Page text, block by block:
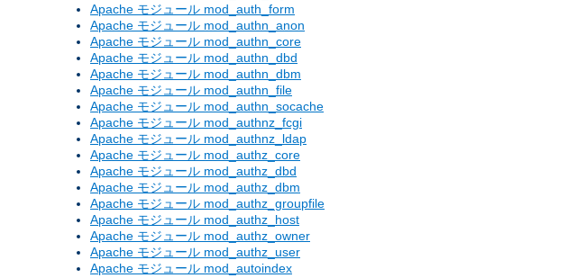
Apache モジュール mod_auth_form
Apache モジュール mod_authn_anon
Apache モジュール mod_authn_core
Apache モジュール mod_authn_dbd
Apache モジュール mod_authn_dbm
Apache モジュール mod_authn_file
Apache モジュール mod_authn_socache
Apache モジュール mod_authnz_fcgi
Apache モジュール mod_authnz_ldap
Apache モジュール mod_authz_core
Apache モジュール mod_authz_dbd
Apache モジュール mod_authz_dbm
Apache モジュール mod_authz_groupfile
Apache モジュール mod_authz_host
Apache モジュール mod_authz_owner
Apache モジュール mod_authz_user
Apache モジュール mod_autoindex